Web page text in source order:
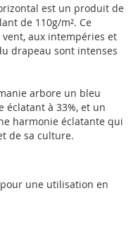
est un produit de
de 110g/m². Ce
aux intempéries et
drapeau sont intenses
arbore un bleu
éclatant à 33%, et un
harmonie éclatante qui
de sa culture.
une utilisation en